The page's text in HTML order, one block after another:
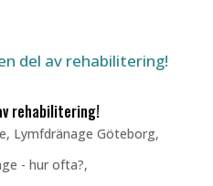
rehabilitering!
, Lymfdränage Göteborg,
- hur ofta?,